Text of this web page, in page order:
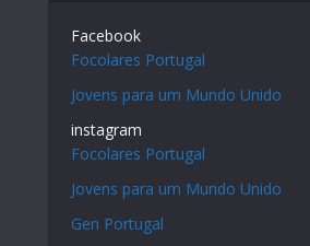
Facebook
Focolares Portugal
Jovens para um Mundo Unido
instagram
Focolares Portugal
Jovens para um Mundo Unido
Gen Portugal